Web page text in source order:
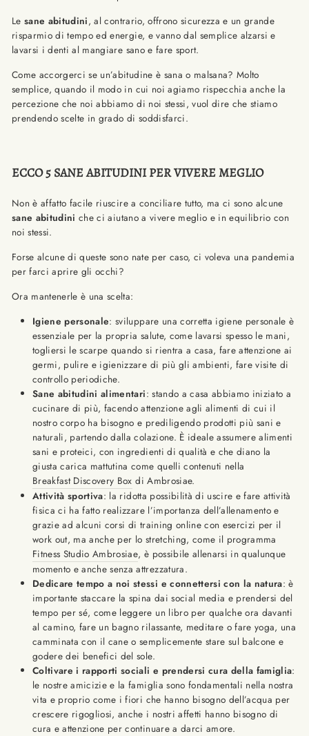
Lesane abitudini, al contrario, offrono sicurezza e un grande
risparmio di tempo ed energie, e vanno dal semplice alzarsi e
lavarsi i denti al mangiare sano e fare sport.
Come accorgerci se un’abitudine è sana o malsana? Molto
semplice, quando il modo in cui noi agiamo rispecchia anche la
percezione che noi abbiamo di noi stessi, vuol dire che stiamo
prendendo scelte in grado di soddisfarci.
ECCO 5 SANE ABITUDINI PER VIVERE MEGLIO
Non è affatto facile riuscire a conciliare tutto, ma ci sono alcune
sane abitudiniche ci aiutano a vivere meglio e in equilibrio con
noi stessi.
Forse alcune di queste sono nate per caso, ci voleva una pandemia
per farci aprire gli occhi?
Ora mantenerle è una scelta:
Igiene personale: sviluppare una corretta igiene personale è
essenziale per la propria salute, come lavarsi spesso le mani,
togliersi le scarpe quando si rientra a casa, fare attenzione ai
germi, pulire e igienizzare di più gli ambienti, fare visite di
controllo periodiche.
Sane abitudini alimentari: stando a casa abbiamo iniziato a
cucinare di più, facendo attenzione agli alimenti di cui il
nostro corpo ha bisogno e prediligendo prodotti più sani e
naturali, partendo dalla colazione. È ideale assumere alimenti
sani e proteici, con ingredienti di qualità e che diano la
giusta carica mattutina come quelli contenuti nella
Breakfast Discovery Box di Ambrosiae.
Attività sportiva: la ridotta possibilità di uscire e fare attività
fisica ci ha fatto realizzare l’importanza dell’allenamento e
grazie ad alcuni corsi di training online con esercizi per il
work out, ma anche per lo stretching, come il programma
Fitness Studio Ambrosiae, è possibile allenarsi in qualunque
momento e anche senza attrezzatura.
Dedicare tempo a noi stessi e connettersi con la natura: è
importante staccare la spina dai social media e prendersi del
tempo per sé, come leggere un libro per qualche ora davanti
al camino, fare un bagno rilassante, meditare o fare yoga, una
camminata con il cane o semplicemente stare sul balcone e
godere dei benefici del sole.
Coltivare i rapporti sociali e prendersi cura della famiglia:
le nostre amicizie e la famiglia sono fondamentali nella nostra
vita e proprio come i fiori che hanno bisogno dell’acqua per
crescere rigogliosi, anche i nostri affetti hanno bisogno di
cura e attenzione per continuare a darci amore.